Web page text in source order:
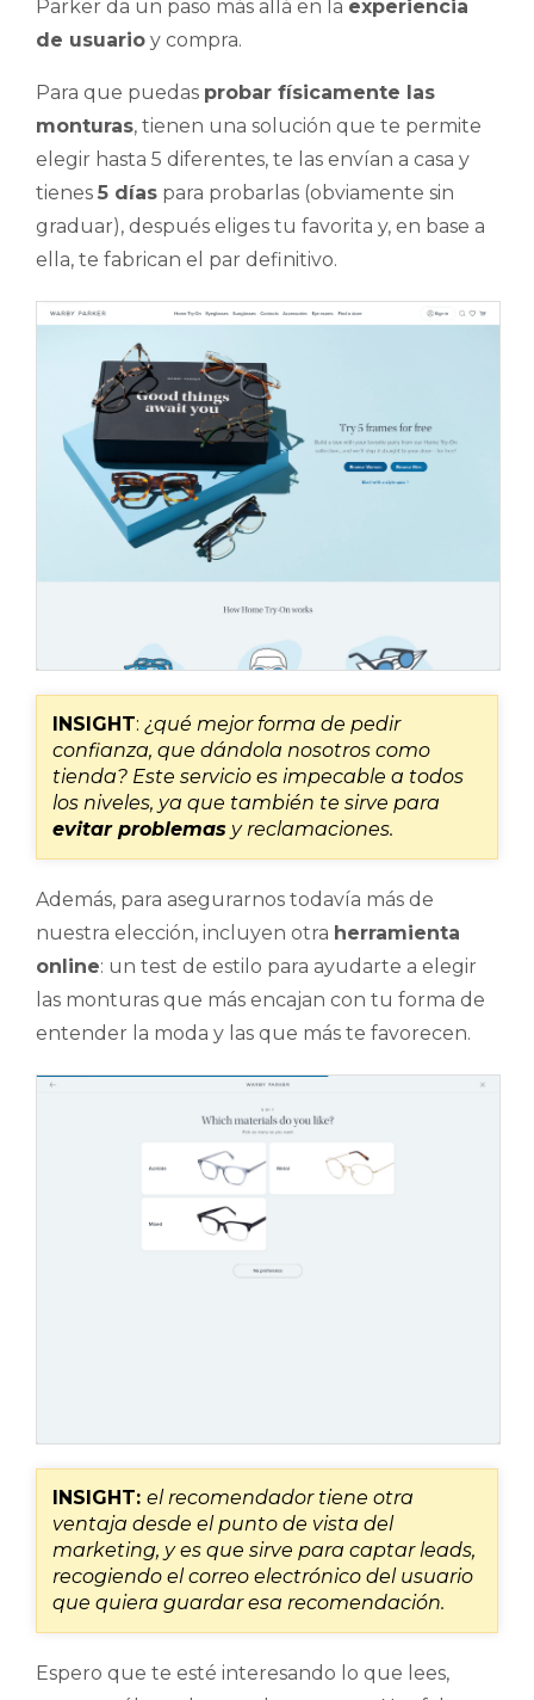
Parker da un paso más allá en la experiencia
de usuario y compra.
Para que puedas probar físicamente las
monturas, tienen una solución que te permite
elegir hasta 5 diferentes, te las envían a casa y
tienes 5 días para probarlas (obviamente sin
graduar), después eliges tu favorita y, en base a
ella, te fabrican el par definitivo.
INSIGHT: ¿qué mejor forma de pedir
confianza, que dándola nosotros como
tienda? Este servicio es impecable a todos
los niveles, ya que también te sirve para
evitar problemas y reclamaciones.
Además, para asegurarnos todavía más de
nuestra elección, incluyen otra herramienta
online: un test de estilo para ayudarte a elegir
las monturas que más encajan con tu forma de
entender la moda y las que más te favorecen.
INSIGHT: el recomendador tiene otra
ventaja desde el punto de vista del
marketing, y es que sirve para captar leads,
recogiendo el correo electrónico del usuario
que quiera guardar esa recomendación.
Espero que te esté interesando lo que lees,